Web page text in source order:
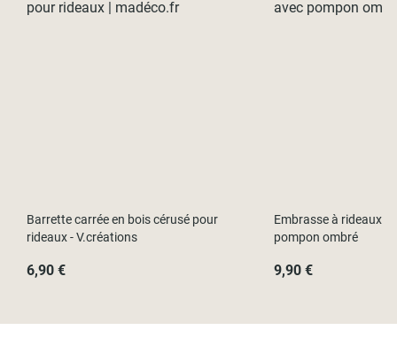
Barrette carrée en bois cérusé pour
rideaux - V.créations
6,90 €
Embrasse à rideaux
pompon ombré
9,90 €